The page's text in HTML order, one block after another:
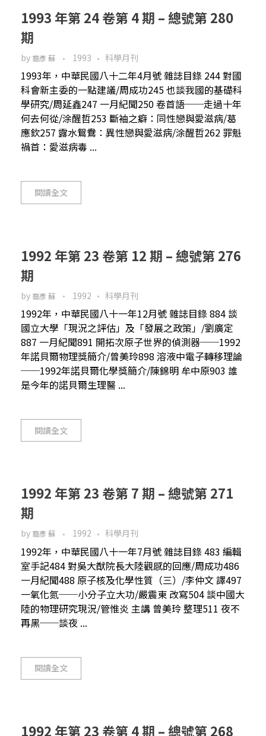
1993 年第 24 卷第 4 期 – 總號第 280
期
by 裔彥 蘇 1993 科學月刊
1993年，中華民國八十二年4月號 雜誌目錄 244 對國
科會新主委的一點建議/周成功245 也談我國的基礎科
學研究/周延鑫247 一月紀聞250 卷首語──走過十年
何去何從/涂醒哲253 斷袖之癖：同性戀與愛滋病/葛
應欽257 露水鴛鴦：異性戀與愛滋病/涂醒哲262 罪魁
禍首：愛滋病毒 ...
閱讀全文
1992 年第 23 卷第 12 期 – 總號第 276
期
by 裔彥 蘇 1992 科學月刊
1992年，中華民國八十一年12月號 雜誌目錄 884 談
國立大學「現況之評估」及「發展之政策」/劉廣定
887 一月紀聞891 開拓次原子世界的偵測器──1992
年諾貝爾物理獎簡介/曾美玲898 溶液中電子轉移理論
──1992年諾貝爾化學獎簡介/陳錦明 牟中原903 誰
是今年的諾貝爾生理醫 ...
閱讀全文
1992 年第 23 卷第 7 期 – 總號第 271
期
by 裔彥 蘇 1992 科學月刊
1992年，中華民國八十一年7月號 雜誌目錄 483 編輯
室手記484 對吳大猷院長大陸觀感的回應/周成功486
一月紀聞488 原子核及化學性質（三）/李仲文 譯497
一氧化氮──小分子立大功/嚴震東 改寫504 談中國大
陸的物理研究現況/管惟炎 主講 曾美玲 整理511 夜不
再黑──談夜 ...
閱讀全文
1992 年第 23 卷第 4 期 – 總號第 268